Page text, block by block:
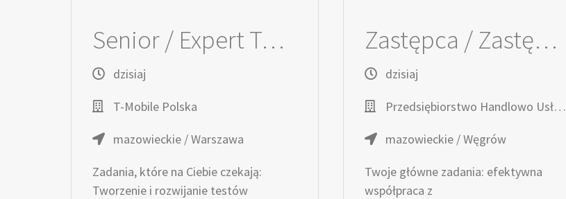
Senior / Expert Tester Automatyzujący / Testerka Automatyzująca - Prepaid Tribe
dzisiaj
T-Mobile Polska
mazowieckie / Warszawa
Zadania, które na Ciebie czekają:
Tworzenie i rozwijanie testów
Zastępca / Zastępczyni Kierownika / Kierowniczki sklepu
dzisiaj
Przedsiębiorstwo Handlowo Usługowe TOPAZ
mazowieckie / Węgrów
Twoje główne zadania: efektywna
współpraca z